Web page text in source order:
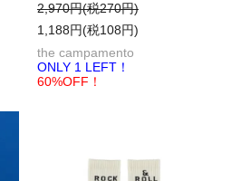
2,970円(税270円)
1,188円(税108円)
the campamento
ONLY 1 LEFT！
60%OFF！